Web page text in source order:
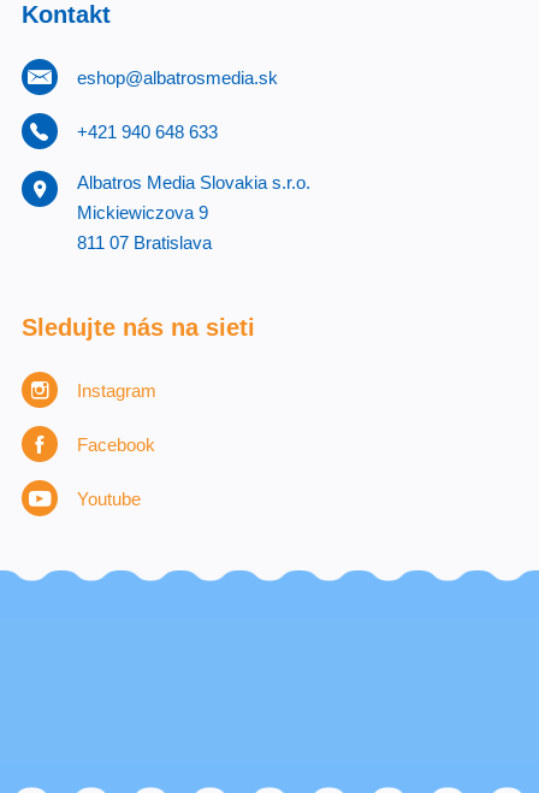
Kontakt
eshop@albatrosmedia.sk
+421 940 648 633
Albatros Media Slovakia s.r.o.
Mickiewiczova 9
811 07 Bratislava
Sledujte nás na sieti
Instagram
Facebook
Youtube